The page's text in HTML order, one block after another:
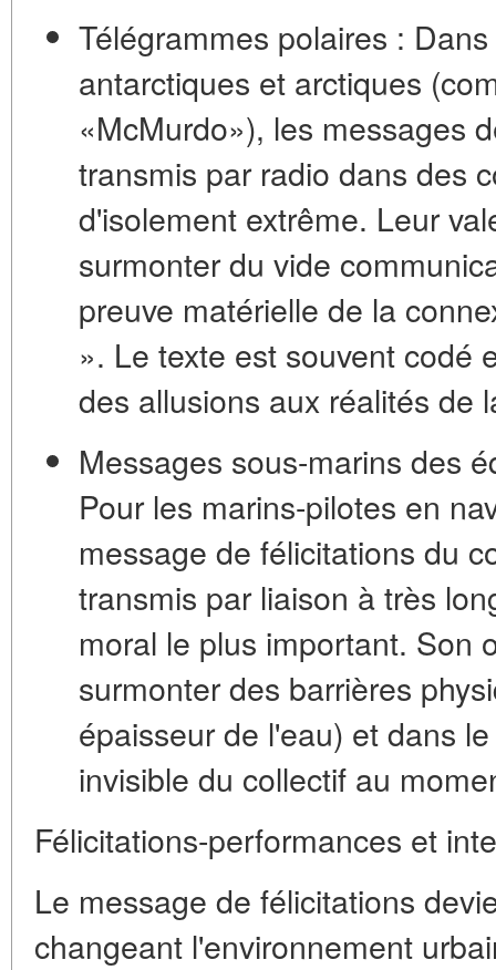
Télégrammes polaires :
antarctiques et arctiques
«McMurdo»), les messages
transmis par radio dans des
d'isolement extrême. Leur
surmonter du vide
preuve matérielle de la
». Le texte est souvent codé
des allusions aux réalités de
Messages sous-marins des
Pour les marins-pilotes en
message de félicitations du
transmis par liaison à très
moral le plus important. Son
surmonter des barrières
épaisseur de l'eau) et dans
invisible du collectif au
Félicitations-performances et
Le message de félicitations
changeant l'environnement